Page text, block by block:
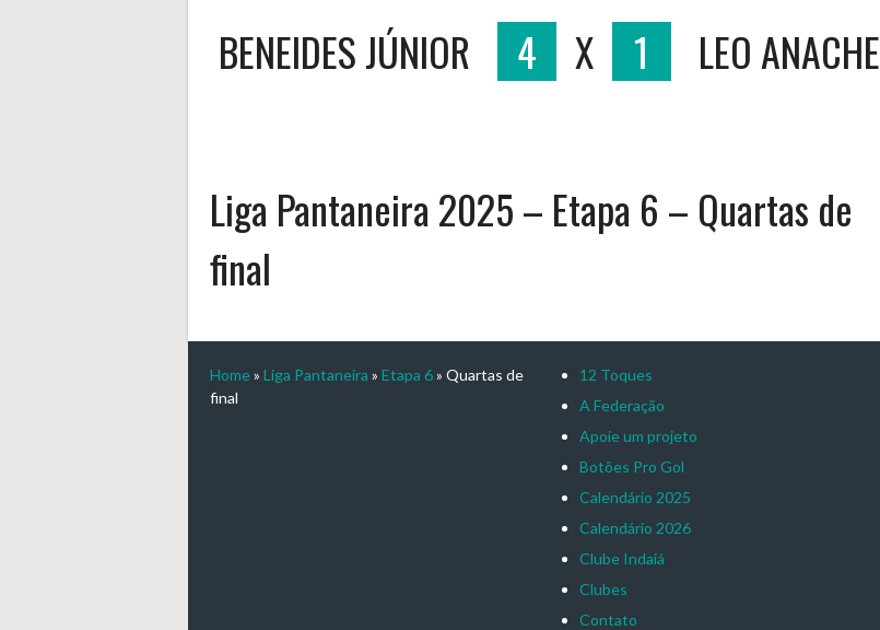
BENEIDES JÚNIOR
4 X 1 LEO ANACHE
Liga Pantaneira 2025 – Etapa 6 – Quartas de
final
Home » Liga Pantaneira » Etapa 6» Quartas de
final
12 Toques
A Federação
Apoie um projeto
Botões Pro Gol
Calendário 2025
Calendário 2026
Clube Indaiá
Clubes
Contato